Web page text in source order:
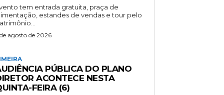
tem entrada gratuita, praça de
estandes de vendas e tour pelo
agosto de 2026
PÚBLICA DO PLANO
ACONTECE NESTA
FEIRA (6)